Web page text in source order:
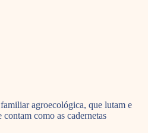
agroecológica, que lutam e
como as cadernetas